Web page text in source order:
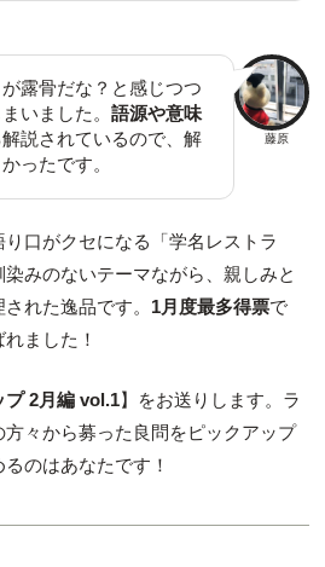
藤原
露骨だな？と感じつつ
いました。 語源や意味
解説されているので、解
ったです。
口がクセになる「学名レストラ
みのないテーマながら、親しみと
れた逸品です。 1月度最多得票で
れました！
プ 2月編 vol.1】をお送りします。ラ
々から募った良問をピックアップ
るのはあなたです！